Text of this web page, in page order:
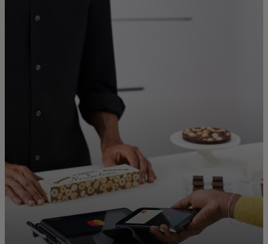
สำหรับคุณ
สำหรับผู้สร้างนวัตกรรม
ข่าวสารและแนวโน้ม